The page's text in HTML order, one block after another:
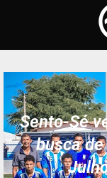
Sento-Sé
busca